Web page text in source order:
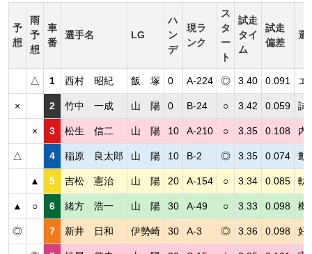
予
想
雨
予
想
車
番
選手名 LG
ハ
ン
デ
現ラ
ンク
ス
タ
ー
ト
試走
タイ
ム
試走
偏差
選
△ 1 西村 昭紀 飯 塚 0 A-224 ◎ 3.40 0.091 エ
× 2 竹中 一成 山 陽 0 B-24 ○ 3.42 0.059 試
× 3 松生 信二 山 陽 10 A-210 ○ 3.35 0.108 内
△ 4 稲原 良太郎 山 陽 10 B-2 ◎ 3.35 0.074 動
▲ 5 吉松 憲治 山 陽 20 A-154 ○ 3.34 0.085 軌
▲ ○ 6 緒方 浩一 山 陽 30 A-49 ○ 3.33 0.098 機
◎ 7 新井 日和 伊勢崎 30 A-3 ◎ 3.36 0.098 好